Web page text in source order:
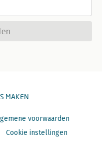
MAKEN
voorwaarden
Cookie instellingen